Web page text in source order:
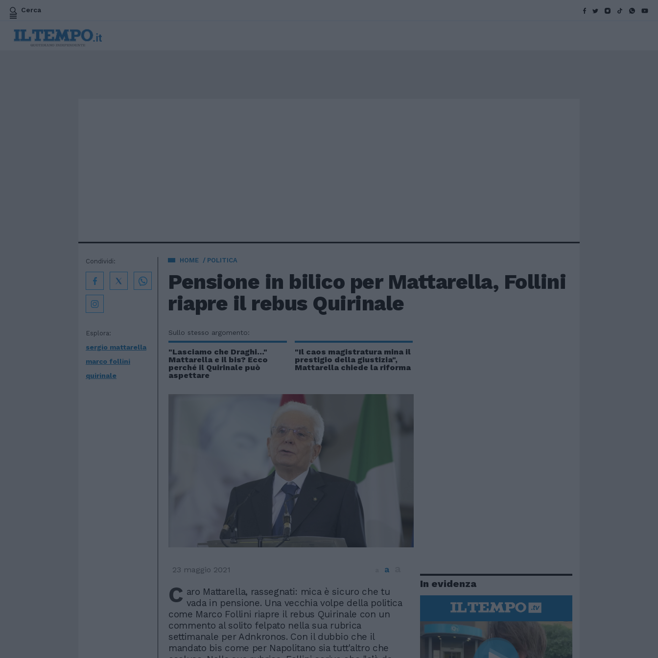
Cerca
HOME POLITICA
Pensione in bilico per Mattarella, Follini
riapre il rebus Quirinale
Esplora:
sergio mattarella
marco follini
quirinale
Condividi:
Sullo stesso argomento:
"Lasciamo che Draghi..."
Mattarella e il bis? Ecco
perché il Quirinale può
aspettare
"Il caos magistratura mina il
prestigio della giustizia",
Mattarella chiede la riforma
23 maggio 2021 a
C aro Mattarella, rassegnati: mica è sicuro che tu
vada in pensione. Una vecchia volpe della politica
come Marco Follini riapre il rebus Quirinale con un
commento al solito felpato nella sua rubrica
settimanale per Adnkronos. Con il dubbio che il
mandato bis come per Napolitano sia tutt'altro che
In evidenza